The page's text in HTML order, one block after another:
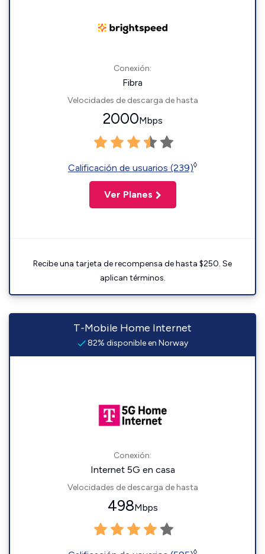
Conexión:
Fibra
Velocidades de descarga de hasta
2000Mbps
Calificación de usuarios (239)◊
Ver Planes
Recibe una tarjeta de recompensa de hasta $250. Se
aplican términos.
T-Mobile Home Internet
82% disponible en Norway
Conexión:
Internet 5G en casa
Velocidades de descarga de hasta
498Mbps